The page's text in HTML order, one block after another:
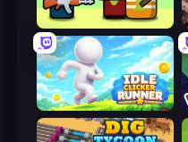
Zombie Horde: Build & Survive
Idle Clicker Runner